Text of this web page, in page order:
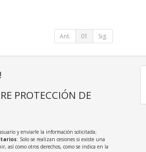
Ant. 01 Sig.
PROTECCIÓN DE
y enviarle la información solicitada;
: Solo se realizan cesiones si existe una
así como otros derechos, como se indica en la